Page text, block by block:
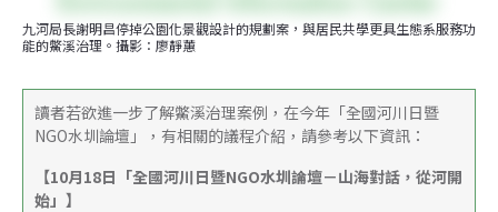
九河局長謝明昌停掉公園化景觀設計的規劃案，與居民共學更具生態系服務功
能的鱉溪治理。攝影：廖靜蕙
讀者若欲進一步了解鱉溪治理案例，在今年「全國河川日暨
NGO水圳論壇」，有相關的議程介紹，請參考以下資訊：
【10月18日「全國河川日暨NGO水圳論壇－山海對話，從河開
始」】